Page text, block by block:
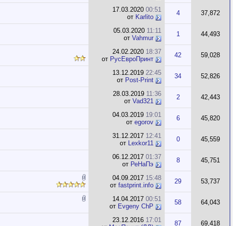
17.03.2020 00:51
от Karlito
4 37,872
05.03.2020 11:11
от Vahmur
1 44,493
24.02.2020 18:37
от РусЕвроПринт
42 59,028
13.12.2019 22:45
от Post-Print
34 52,826
28.03.2019 11:36
от Vad321
2 42,443
04.03.2019 19:01
от egorov
6 45,820
31.12.2017 12:41
от Lexkor11
0 45,559
06.12.2017 01:37
от РеНаПэ
8 45,751
04.09.2017 15:48
от fastprint.info
29 53,737
14.04.2017 00:51
от Evgeny ChP
58 64,043
23.12.2016 17:01
87 69,418